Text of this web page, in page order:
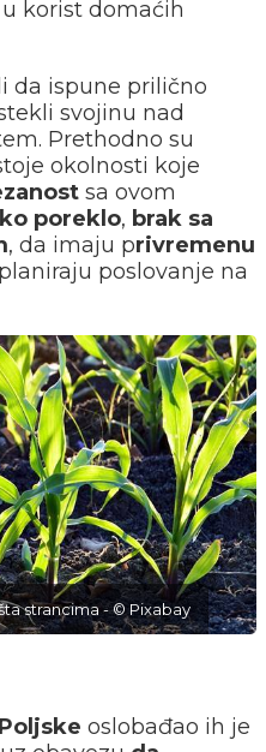
korist domaćih
da ispune prilično
svojinu nad
Prethodno su
okolnosti koje
sa ovom
poreklo, brak sa
, da imaju privremenu
poslovanje na
strancima - © Pixabay
oslobađao ih je